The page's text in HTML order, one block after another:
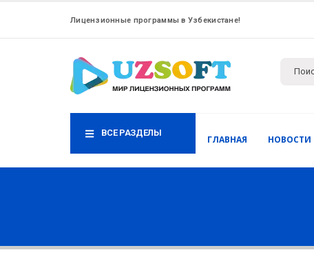
Лицензионные программы в Узбекистане!
ВСЕ РАЗДЕЛЫ
ГЛАВНАЯ НОВОСТИ